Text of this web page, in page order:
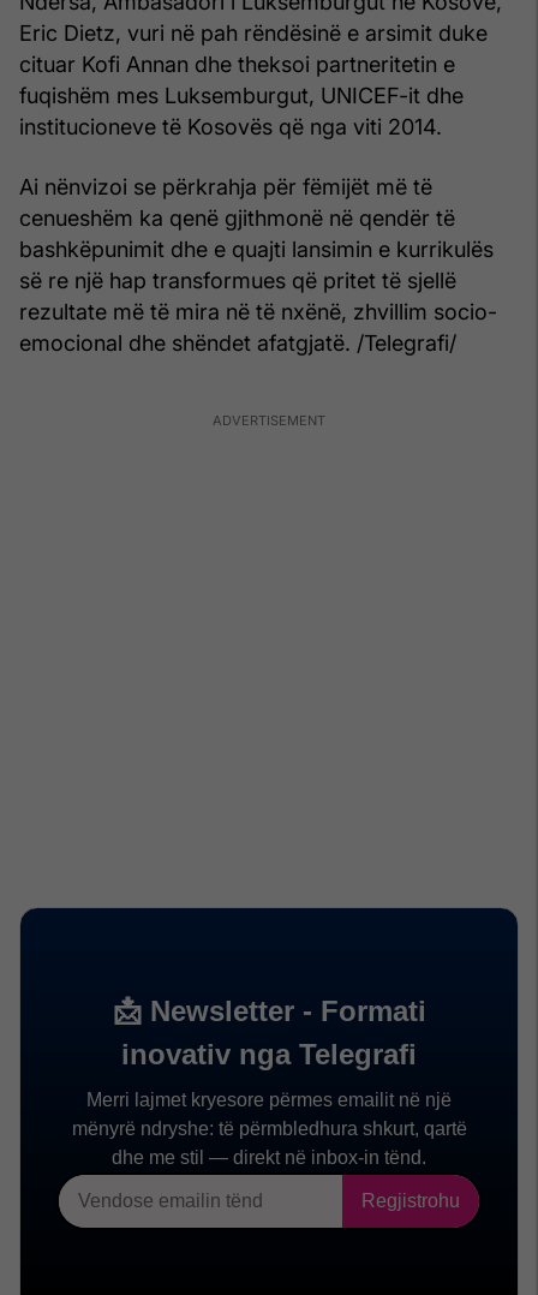
Eric Dietz, vuri në pah rëndësinë e arsimit duke
cituar Kofi Annan dhe theksoi partneritetin e
fuqishëm mes Luksemburgut, UNICEF-it dhe
institucioneve të Kosovës që nga viti 2014.
Ai nënvizoi se përkrahja për fëmijët më të
cenueshëm ka qenë gjithmonë në qendër të
bashkëpunimit dhe e quajti lansimin e kurrikulës
së re një hap transformues që pritet të sjellë
rezultate më të mira në të nxënë, zhvillim socio-
emocional dhe shëndet afatgjatë. /Telegrafi/